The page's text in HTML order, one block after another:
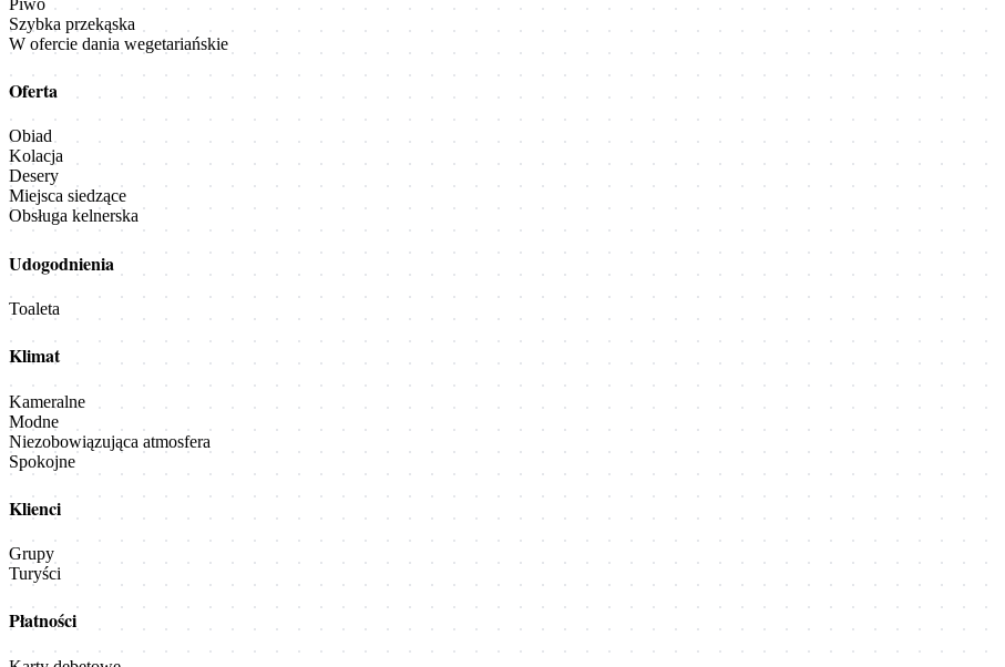
Piwo
Szybka przekąska
W ofercie dania wegetariańskie
Oferta
Obiad
Kolacja
Desery
Miejsca siedzące
Obsługa kelnerska
Udogodnienia
Toaleta
Klimat
Kameralne
Modne
Niezobowiązująca atmosfera
Spokojne
Klienci
Grupy
Turyści
Płatności